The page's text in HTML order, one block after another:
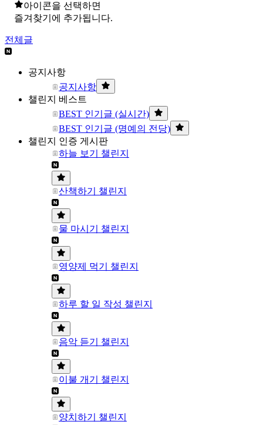
아이콘을 선택하면
즐겨찾기에 추가됩니다.
전체글
공지사항
공지사항
챌린지 베스트
BEST 인기글 (실시간)
BEST 인기글 (명예의 전당)
챌린지 인증 게시판
하늘 보기 챌린지
산책하기 챌린지
물 마시기 챌린지
영양제 먹기 챌린지
하루 할 일 작성 챌린지
음악 듣기 챌린지
이불 개기 챌린지
양치하기 챌린지